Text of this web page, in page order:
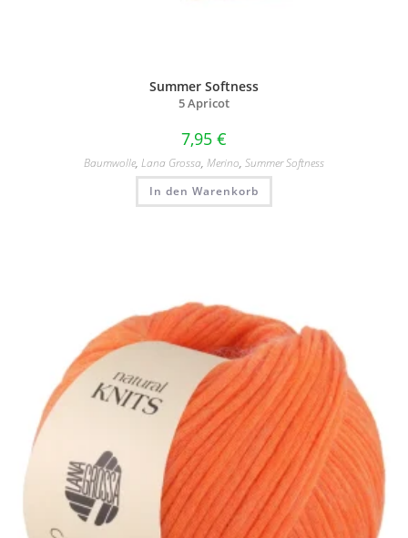
Summer Softness
5 Apricot
7,95 €
Baumwolle, Lana Grossa, Merino, Summer Softness
In den Warenkorb